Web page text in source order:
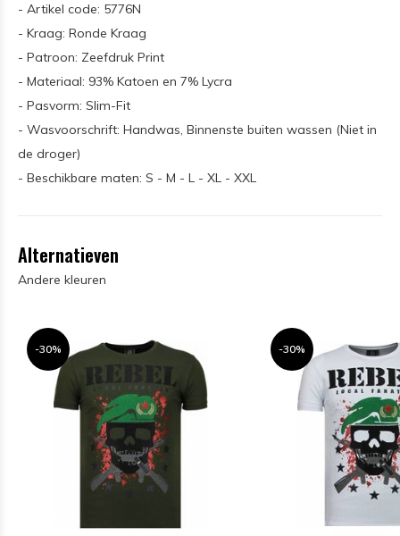
- Artikel code: 5776N
- Kraag: Ronde Kraag
- Patroon: Zeefdruk Print
- Materiaal: 93% Katoen en 7% Lycra
- Pasvorm: Slim-Fit
- Wasvoorschrift: Handwas, Binnenste buiten wassen (Niet in
de droger)
- Beschikbare maten: S - M - L - XL - XXL
Alternatieven
Andere kleuren
-30% -30%